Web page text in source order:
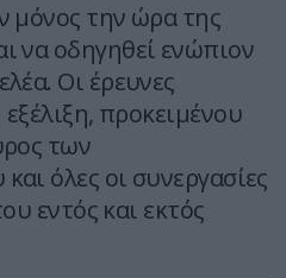
μόνος την ώρα της
να οδηγηθεί ενώπιον
Οι έρευνες
προκειμένου
των
όλες οι συνεργασίες
εντός και εκτός